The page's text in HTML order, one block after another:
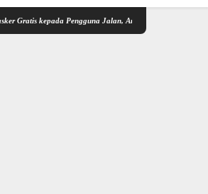
Pengguna Jalan, Antisipasi Dampak Kabut Asap